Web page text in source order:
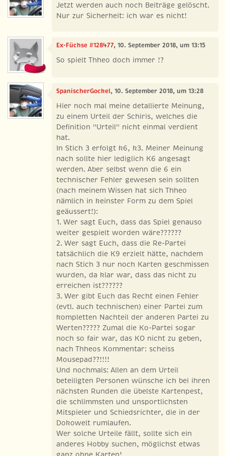
Jetzt werden auch noch Beiträge gelöscht.
Nur zur Sicherheit: ich war es nicht!
Ex-Füchse #128477, 10. September 2018, um 13:15
So spielt Thheo doch immer !?
SpanischerGockel, 10. September 2018, um 13:28
Hier noch mal meine detallierte Meinung,
zu einem Urteil der Schiris, welches die
Definition "Urteil" nicht einmal verdient
hat.
In Stich 3 erfolgt k6, k3. Meiner Meinung
nach sollte hier lediglich K6 angesagt
werden. Aber selbst wenn die 6 ein
technischer Fehler gewesen sein sollten
(nach meinem Wissen hat sich Thheo
nämlich in keinster Form zu dem Spiel
geäussert!):
1. Wer sagt Euch, dass das Spiel genauso
weiter gespielt worden wäre??????
2. Wer sagt Euch, dass die Re-Partei
tatsächlich die K9 erzielt hätte, nachdem
nach Stich 3 nur noch Karten geschmissen
wurden, da klar war, dass das nicht zu
erreichen ist??????
3. Wer gibt Euch das Recht einen Fehler
(evtl. auch technischen) einer Partei zum
kompletten Nachteil der anderen Partei zu
Werten????? Zumal die Ko-Partei sogar
noch so fair war, das KO nicht zu geben,
nach Thheos Kommentar: scheiss
Mousepad??!!!!
Und nochmals: Allen an dem Urteil
beteiligten Personen wünsche ich bei ihren
nächsten Runden die übelste Kartenpest,
die schlimmsten und unsportlichsten
Mitspieler und Schiedsrichter, die in der
Dokowelt rumlaufen.
Wer solche Urteile fällt, sollte sich ein
anderes Hobby suchen, möglichst etwas